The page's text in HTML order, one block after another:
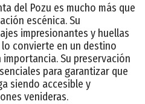
del Pozu es mucho más que
escénica. Su
impresionantes y huellas
convierte en un destino
Su preservación
para garantizar que
siendo accesible y
venideras.